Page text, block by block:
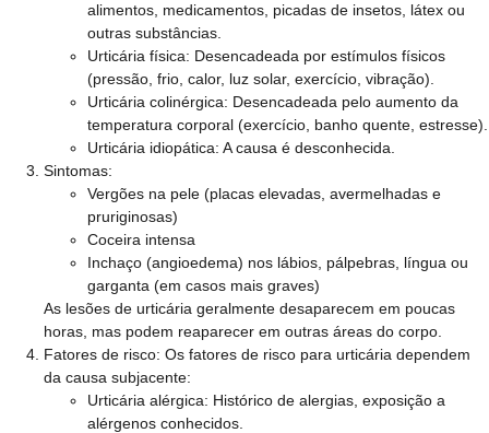
alimentos, medicamentos, picadas de insetos, látex ou
outras substâncias.
Urticária física: Desencadeada por estímulos físicos
(pressão, frio, calor, luz solar, exercício, vibração).
Urticária colinérgica: Desencadeada pelo aumento da
temperatura corporal (exercício, banho quente, estresse).
Urticária idiopática: A causa é desconhecida.
Sintomas:
Vergões na pele (placas elevadas, avermelhadas e
pruriginosas)
Coceira intensa
Inchaço (angioedema) nos lábios, pálpebras, língua ou
garganta (em casos mais graves)
As lesões de urticária geralmente desaparecem em poucas
horas, mas podem reaparecer em outras áreas do corpo.
Fatores de risco: Os fatores de risco para urticária dependem
da causa subjacente:
Urticária alérgica: Histórico de alergias, exposição a
alérgenos conhecidos.